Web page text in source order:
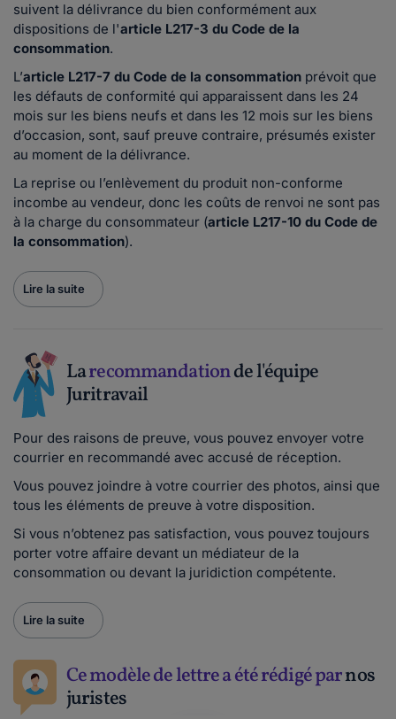
suivent la délivrance du bien conformément aux
dispositions de l'article L217-3 du Code de la
consommation.
L’article L217-7 du Code de la consommation prévoit que
les défauts de conformité qui apparaissent dans les 24
mois sur les biens neufs et dans les 12 mois sur les biens
d’occasion, sont, sauf preuve contraire, présumés exister
au moment de la délivrance.
La reprise ou l’enlèvement du produit non-conforme
incombe au vendeur, donc les coûts de renvoi ne sont pas
à la charge du consommateur (article L217-10 du Code de
la consommation).
Lire la suite
Larecommandationde l'équipe
Juritravail
Pour des raisons de preuve, vous pouvez envoyer votre
courrier en recommandé avec accusé de réception.
Vous pouvez joindre à votre courrier des photos, ainsi que
tous les éléments de preuve à votre disposition.
Si vous n’obtenez pas satisfaction, vous pouvez toujours
porter votre affaire devant un médiateur de la
consommation ou devant la juridiction compétente.
Lire la suite
Ce modèle de lettre a été rédigé parnos
juristes